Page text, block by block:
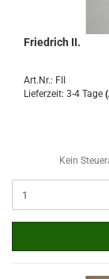
Friedrich II.
Art.Nr.: FII
Lieferzeit: 3-4 Tage
Kein